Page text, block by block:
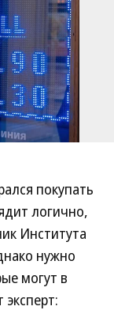
покупать
логично,
Института
нужно
могут в